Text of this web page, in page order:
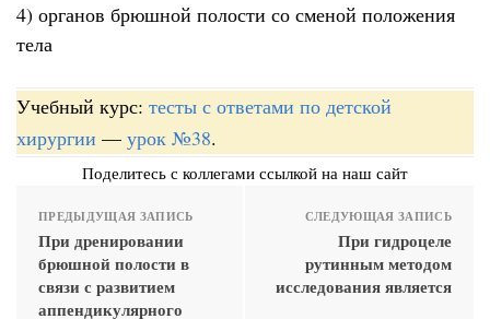
4) органов брюшной полости со сменой положения
тела
Учебный курс: тесты с ответами по детской
хирургии — урок №38.
Поделитесь с коллегами ссылкой на наш сайт
ПРЕДЫДУЩАЯ ЗАПИСЬ
При дренировании
брюшной полости в
связи с развитием
аппендикулярного
СЛЕДУЮЩАЯ ЗАПИСЬ
При гидроцеле
рутинным методом
исследования является